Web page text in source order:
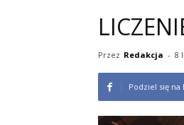
Przez Redakcja - 8
Podziel się na